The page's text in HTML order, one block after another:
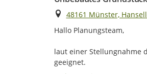
Ort
48161 Münster,
Hallo Planungsteam,
laut einer Stellungnahme
geeignet.